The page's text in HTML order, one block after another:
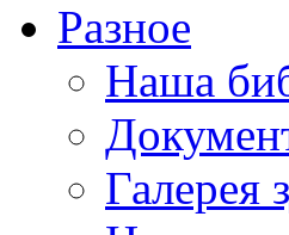
Разное
Наша
Галерея